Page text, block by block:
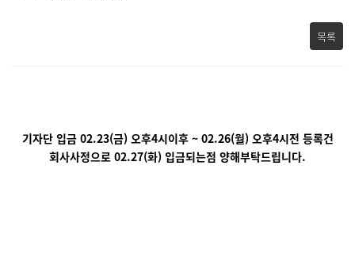
목록
기자단 입금 02.23(금) 오후4시이후 ~ 02.26(월) 오후4시전 등록건
회사사정으로 02.27(화) 입금되는점 양해부탁드립니다.